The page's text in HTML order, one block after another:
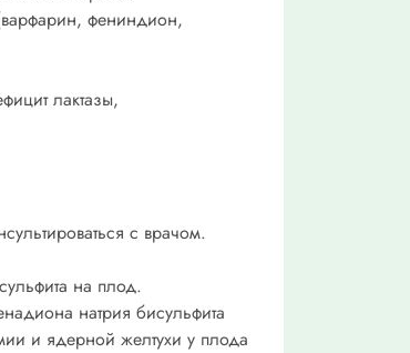
фениндион,
лактазы,
с врачом.
на плод.
натрия бисульфита
и ядерной желтухи у плода